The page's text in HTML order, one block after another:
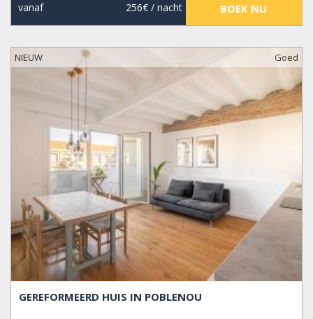
vanaf 256€/ nacht BOEK NU
NIEUW Goed
GEREFORMEERD HUIS IN POBLENOU